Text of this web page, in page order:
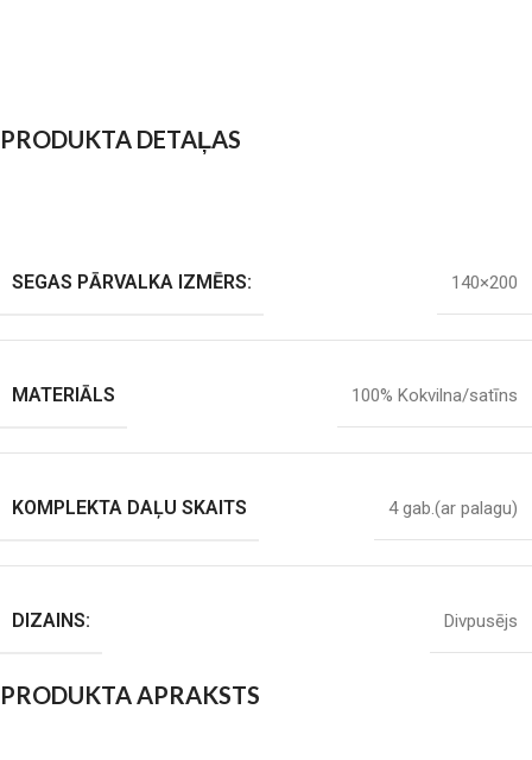
PRODUKTA DETAĻAS
SEGAS PĀRVALKA IZMĒRS: 140×200
MATERIĀLS 100% Kokvilna/satīns
KOMPLEKTA DAĻU SKAITS 4 gab.(ar palagu)
DIZAINS: Divpusējs
PRODUKTA APRAKSTS